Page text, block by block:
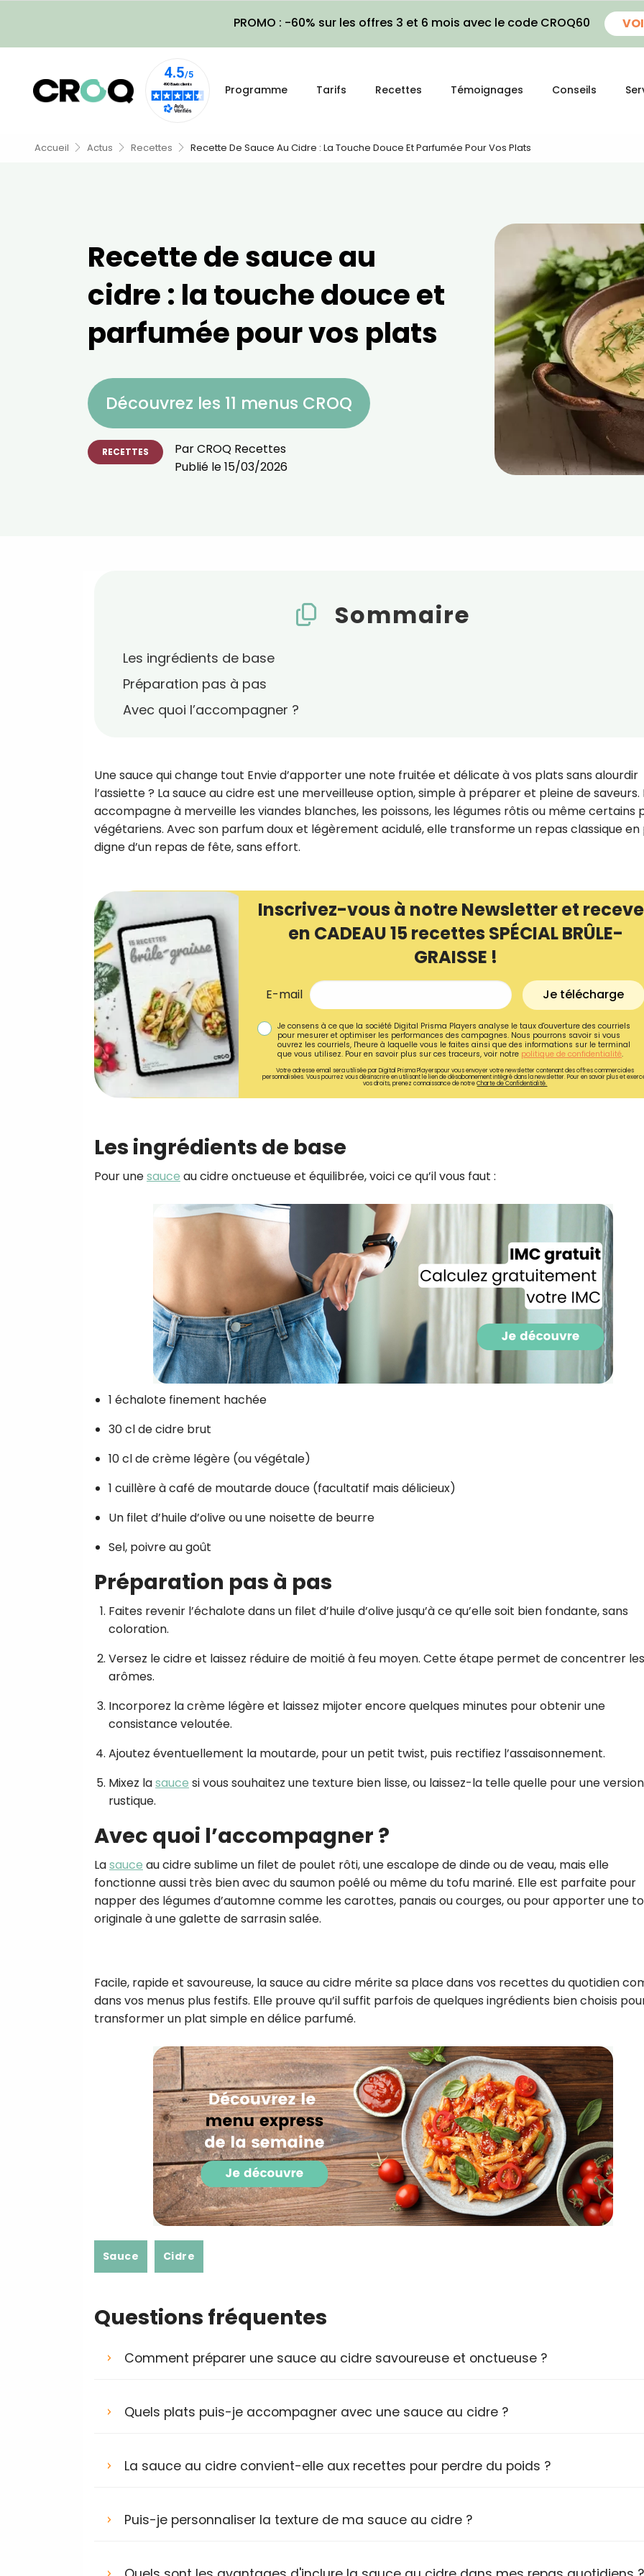
PROMO : -60% sur les offres 3 et 6 mois avec le code CROQ60
Programme Tarifs Recettes Témoignages Conseils
Accueil Actus Recettes Recette De Sauce Au Cidre : La Touche Douce Et Parfumée Pour Vos Plats
Recette de sauce au
cidre : la touche douce et
parfumée pour vos plats
Découvrez les 11 menus CROQ
RECETTES ParCROQ Recettes
Publié le15/03/2026
Sommaire
Les ingrédients de base
Préparation pas à pas
Avec quoi l’accompagner ?
Une sauce qui change tout Envie d’apporter une note fruitée et délicate à vos plats sans alourdir
l’assiette ? La sauce au cidre est une merveilleuse option, simple à préparer et pleine de saveurs.
accompagne à merveille les viandes blanches, les poissons, les légumes rôtis ou même certains
végétariens. Avec son parfum doux et légèrement acidulé, elle transforme un repas classique en
digne d’un repas de fête, sans effort.
Inscrivez-vous à notre Newsletter et
en CADEAU 15 recettes SPÉCIAL BRÛLE-
GRAISSE !
E-mail Je télécharge
Je consens à ce que la société Digital Prisma Players analyse le taux d'ouverture des courriels
pour mesurer et optimiser les performances des campagnes. Nous pourrons savoir si vous
ouvrez les courriels, l'heure à laquelle vous le faites ainsi que des informations sur le terminal
que vous utilisez. Pour en savoir plus sur ces traceurs, voir notre politique de confidentialité.
Votre adresse email sera utilisée par Digital Prisma Playerspour vous envoyer votre newsletter contenant des offres commerciales
personnalisées. Vous pourrez vous désinscrire en utilisant le lien de désabonnement intégré dans la newsletter. Pour en savoir plus et
vos droits, prenez connaissance de notreCharte de Confidentialité.
Les ingrédients de base
Pour unesauce au cidre onctueuse et équilibrée, voici ce qu’il vous faut :
1 échalote finement hachée
30 cl de cidre brut
10 cl de crème légère (ou végétale)
1 cuillère à café de moutarde douce (facultatif mais délicieux)
Un filet d’huile d’olive ou une noisette de beurre
Sel, poivre au goût
Préparation pas à pas
Faites revenir l’échalote dans un filet d’huile d’olive jusqu’à ce qu’elle soit bien fondante, sans
coloration.
Versez le cidre et laissez réduire de moitié à feu moyen. Cette étape permet de concentrer les
arômes.
Incorporez la crème légère et laissez mijoter encore quelques minutes pour obtenir une
consistance veloutée.
Ajoutez éventuellement la moutarde, pour un petit twist, puis rectifiez l’assaisonnement.
Mixez lasauce si vous souhaitez une texture bien lisse, ou laissez-la telle quelle pour une
rustique.
Avec quoi l’accompagner ?
Lasauce au cidre sublime un filet de poulet rôti, une escalope de dinde ou de veau, mais elle
fonctionne aussi très bien avec du saumon poêlé ou même du tofu mariné. Elle est parfaite pour
napper des légumes d’automne comme les carottes, panais ou courges, ou pour apporter une
originale à une galette de sarrasin salée.
Facile, rapide et savoureuse, la sauce au cidre mérite sa place dans vos recettes du quotidien
dans vos menus plus festifs. Elle prouve qu’il suffit parfois de quelques ingrédients bien choisis
transformer un plat simple en délice parfumé.
Sauce Cidre
Questions fréquentes
Comment préparer une sauce au cidre savoureuse et onctueuse ?
Quels plats puis-je accompagner avec une sauce au cidre ?
La sauce au cidre convient-elle aux recettes pour perdre du poids ?
Puis-je personnaliser la texture de ma sauce au cidre ?
Recevez gratuitement
recettes inédites de
Ainsi que la newsletter
Je consens à ce que la société
Prisma Players analyse le taux